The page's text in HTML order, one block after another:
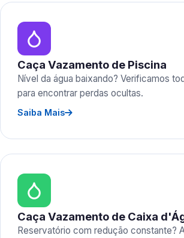
Caça Vazamento de Piscina
Nível da água baixando? Verificamos
para encontrar perdas ocultas.
Saiba Mais
Caça Vazamento de Caixa
Reservatório com redução constante?